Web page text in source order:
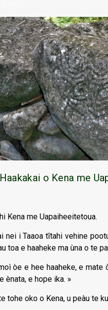
Haakakai o Kena me
Kena me Uapaiheeitetoua.
nei i Taaoa tītahi vehine
toa e haaheke ma ùna o te
òe e hee haaheke, e mate
ènata, e hope ika. »
tohe oko o Kena, u peàu te